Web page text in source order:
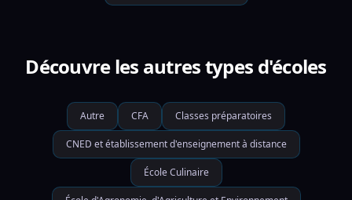
Découvre les autres types d'écoles
Autre CFA Classes préparatoires
CNED et établissement d'enseignement à distance
École Culinaire